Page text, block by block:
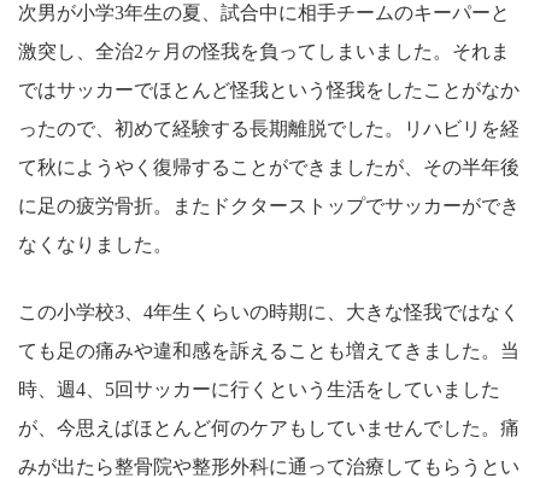
次男が小学3年生の夏、試合中に相手チームのキーパーと
激突し、全治2ヶ月の怪我を負ってしまいました。それま
ではサッカーでほとんど怪我という怪我をしたことがなか
ったので、初めて経験する長期離脱でした。リハビリを経
て秋にようやく復帰することができましたが、その半年後
に足の疲労骨折。またドクターストップでサッカーができ
なくなりました。
この小学校3、4年生くらいの時期に、大きな怪我ではなく
ても足の痛みや違和感を訴えることも増えてきました。当
時、週4、5回サッカーに行くという生活をしていました
が、今思えばほとんど何のケアもしていませんでした。痛
みが出たら整骨院や整形外科に通って治療してもらうとい